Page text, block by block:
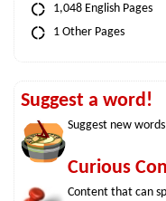
1,048 English Pages
1 Other Pages
Suggest a word!
Suggest new
Curious
Content that can